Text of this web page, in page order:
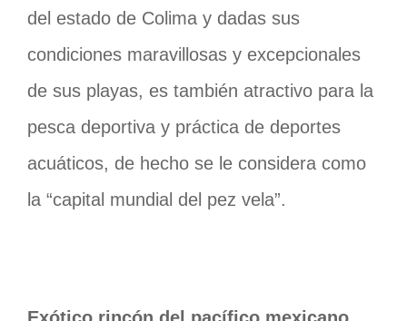
del estado de Colima y dadas sus
condiciones maravillosas y excepcionales
de sus playas, es también atractivo para la
pesca deportiva y práctica de deportes
acuáticos, de hecho se le considera como
la “capital mundial del pez vela”.